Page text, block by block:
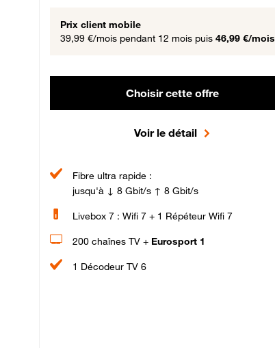
Prix client mobile
39,99 €/mois pendant 12 mois puis 46,99 €/mois
Choisir cette offre
Voir le détail
Fibre ultra rapide :
jusqu'à ↓ 8 Gbit/s ↑ 8 Gbit/s
Livebox 7 : Wifi 7 + 1 Répéteur Wifi 7
200 chaînes TV + Eurosport 1
1 Décodeur TV 6